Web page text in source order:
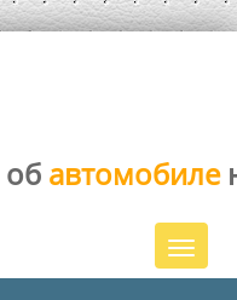
об автомобиле